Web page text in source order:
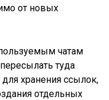
от новых
чатам
туда
хранения ссылок,
отдельных